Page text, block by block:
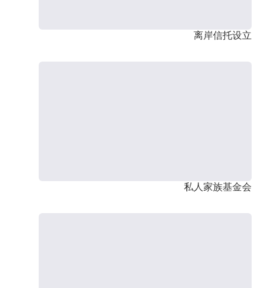
离岸信托设立
私人家族基金会